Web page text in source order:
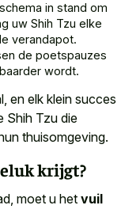
in stand om
uw Shih Tzu elke
verandapot.
de poetspauzes
wordt.
en elk klein succes
Shih Tzu die
thuisomgeving.
krijgt?
moet u het vuil